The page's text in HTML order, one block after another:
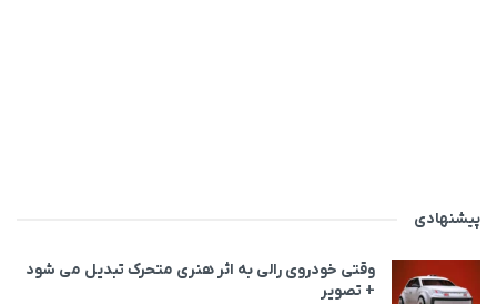
پیشنهادی
وقتی خودروی رالی به اثر هنری متحرک تبدیل می‌ شود
+ تصویر